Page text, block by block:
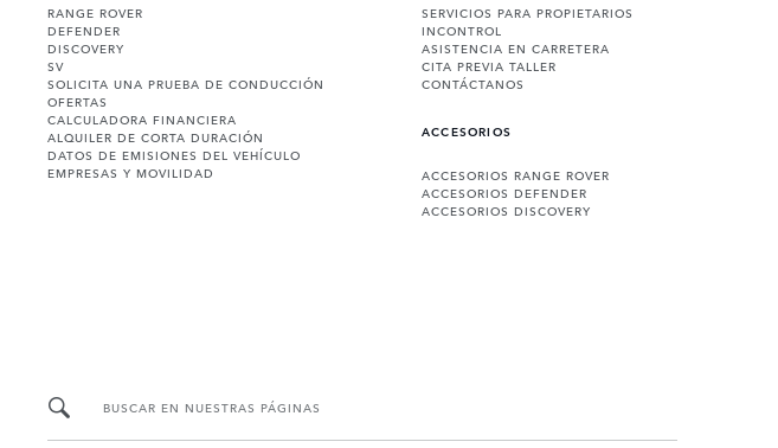
RANGE ROVER
DEFENDER
DISCOVERY
SV
SOLICITA UNA PRUEBA DE CONDUCCIÓN
OFERTAS
CALCULADORA FINANCIERA
ALQUILER DE CORTA DURACIÓN
DATOS DE EMISIONES DEL VEHÍCULO
EMPRESAS Y MOVILIDAD
SERVICIOS PARA PROPIETARIOS
INCONTROL
ASISTENCIA EN CARRETERA
CITA PREVIA TALLER
CONTÁCTANOS
ACCESORIOS
ACCESORIOS RANGE ROVER
ACCESORIOS DEFENDER
ACCESORIOS DISCOVERY
BUSCAR EN NUESTRAS PÁGINAS